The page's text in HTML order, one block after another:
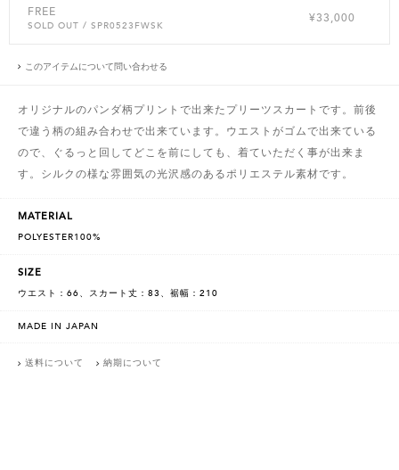
FREE
SOLD OUT / SPR0523FWSK
¥33,000
このアイテムについて問い合わせる
オリジナルのパンダ柄プリントで出来たプリーツスカートです。前後
で違う柄の組み合わせで出来ています。ウエストがゴムで出来ている
ので、ぐるっと回してどこを前にしても、着ていただく事が出来ま
す。シルクの様な雰囲気の光沢感のあるポリエステル素材です。
MATERIAL
POLYESTER100%
SIZE
ウエスト：66、スカート丈：83、裾幅：210
MADE IN JAPAN
送料について 納期について